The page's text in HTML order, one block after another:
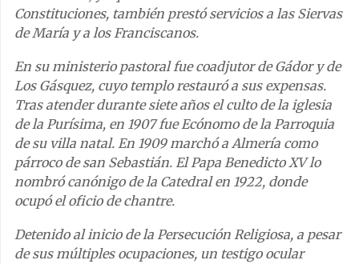
Constituciones, también prestó servicios a las Siervas
de María y a los Franciscanos.
En su ministerio pastoral fue coadjutor de Gádor y de
Los Gásquez, cuyo templo restauró a sus expensas.
Tras atender durante siete años el culto de la iglesia
de la Purísima, en 1907 fue Ecónomo de la Parroquia
de su villa natal. En 1909 marchó a Almería como
párroco de san Sebastián. El Papa Benedicto XV lo
nombró canónigo de la Catedral en 1922, donde
ocupó el oficio de chantre.
Detenido al inicio de la Persecución Religiosa, a pesar
de sus múltiples ocupaciones, un testigo ocular